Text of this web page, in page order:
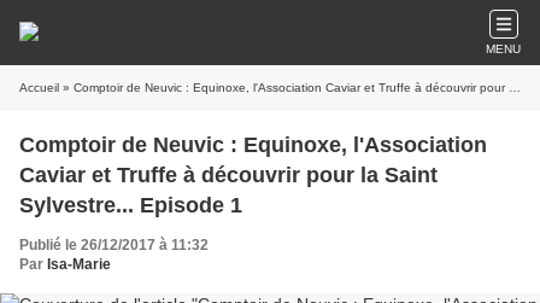
MENU
Accueil » Comptoir de Neuvic : Equinoxe, l'Association Caviar et Truffe à découvrir pour la Saint Sylvestre... Episode 1
Comptoir de Neuvic : Equinoxe, l'Association
Caviar et Truffe à découvrir pour la Saint
Sylvestre... Episode 1
Publié le 26/12/2017 à 11:32
Par Isa-Marie